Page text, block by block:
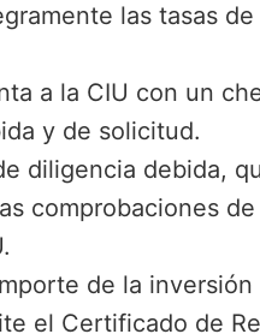
las tasas
a la CIU con un
y de solicitud.
diligencia debida,
comprobaciones
de la
el Certificado de